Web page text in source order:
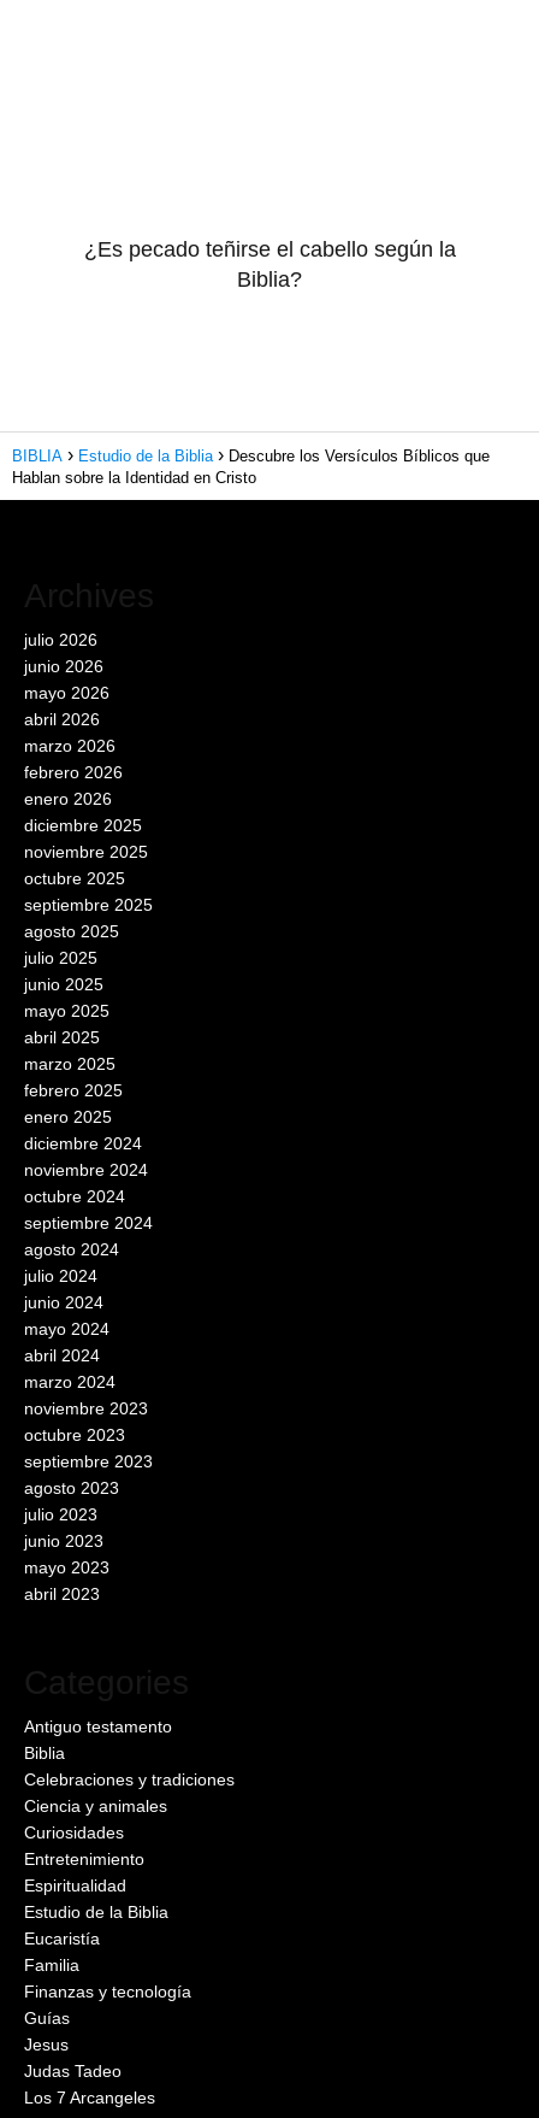
¿Es pecado teñirse el cabello según la
Biblia?
BIBLIA Estudio de la Biblia
Descubre los Versículos Bíblicos que
Hablan sobre la Identidad en Cristo
Archives
julio 2026
junio 2026
mayo 2026
abril 2026
marzo 2026
febrero 2026
enero 2026
diciembre 2025
noviembre 2025
octubre 2025
septiembre 2025
agosto 2025
julio 2025
junio 2025
mayo 2025
abril 2025
marzo 2025
febrero 2025
enero 2025
diciembre 2024
noviembre 2024
octubre 2024
septiembre 2024
agosto 2024
julio 2024
junio 2024
mayo 2024
abril 2024
marzo 2024
noviembre 2023
octubre 2023
septiembre 2023
agosto 2023
julio 2023
junio 2023
mayo 2023
abril 2023
Categories
Antiguo testamento
Biblia
Celebraciones y tradiciones
Ciencia y animales
Curiosidades
Entretenimiento
Espiritualidad
Estudio de la Biblia
Eucaristía
Familia
Finanzas y tecnología
Guías
Jesus
Judas Tadeo
Los 7 Arcangeles